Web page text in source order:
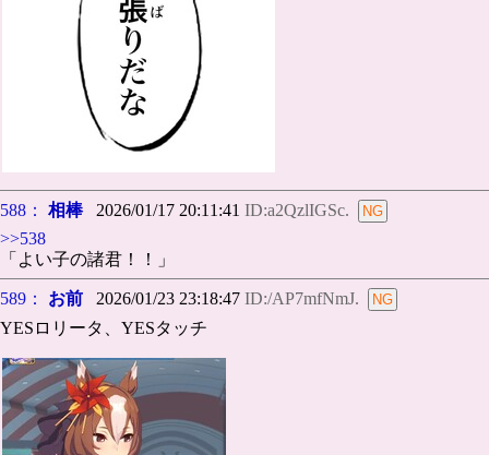
588： 相棒2026/01/17 20:11:41 ID:a2QzlIGSc.
>>538
「よい子の諸君！！」
589： お前 2026/01/23 23:18:47 ID:/AP7mfNmJ.
YESロリータ、YESタッチ